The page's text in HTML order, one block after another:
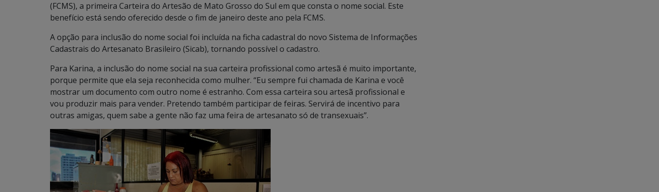
(FCMS), a primeira Carteira do Artesão de Mato Grosso do Sul em que consta o nome social. Este
benefício está sendo oferecido desde o fim de janeiro deste ano pela FCMS.
A opção para inclusão do nome social foi incluída na ficha cadastral do novo Sistema de Informações
Cadastrais do Artesanato Brasileiro (Sicab), tornando possível o cadastro.
Para Karina, a inclusão do nome social na sua carteira profissional como artesã é muito importante,
porque permite que ela seja reconhecida como mulher. “Eu sempre fui chamada de Karina e você
mostrar um documento com outro nome é estranho. Com essa carteira sou artesã profissional e
vou produzir mais para vender. Pretendo também participar de feiras. Servirá de incentivo para
outras amigas, quem sabe a gente não faz uma feira de artesanato só de transexuais”.